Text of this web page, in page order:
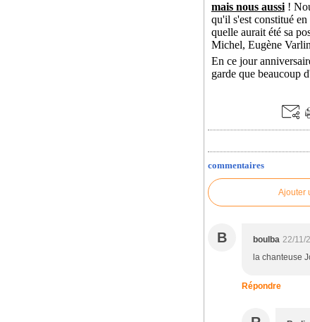
mais nous aussi!
qu'il s'est constitué
quelle aurait été sa
Michel, Eugène
En ce jour
garde que beaucoup
commentaires
Ajouter
B boulba 22/11/
la chanteuse
Répondre